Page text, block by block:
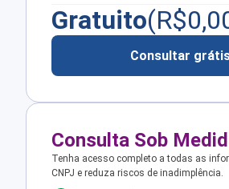
Gratuito(R$
Consultar
Consulta Sob
Tenha acesso completo a todas as
CNPJ e reduza riscos de inadimplência.